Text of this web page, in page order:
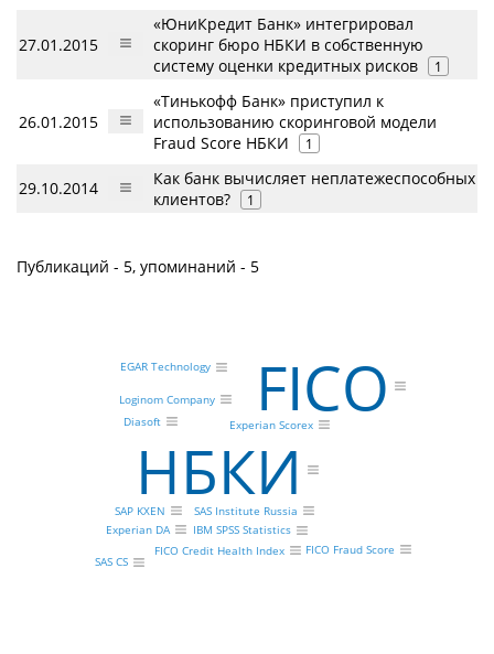
27.01.2015
«ЮниКредит Банк» интегрировал
скоринг бюро НБКИ в собственную
систему оценки кредитных рисков
1
26.01.2015
«Тинькофф Банк» приступил к
использованию скоринговой модели
Fraud Score НБКИ
1
29.10.2014
Как банк вычисляет неплатежеспособных
клиентов?
1
Публикаций - 5, упоминаний - 5
НБКИ
FICO
Experian Scorex
Loginom Company
SAP KXEN SAS Institute Russia
Diasoft
Experian DA IBM SPSS Statistics
SAS CS
FICO Credit Health Index FICO Fraud Score
EGAR Technology